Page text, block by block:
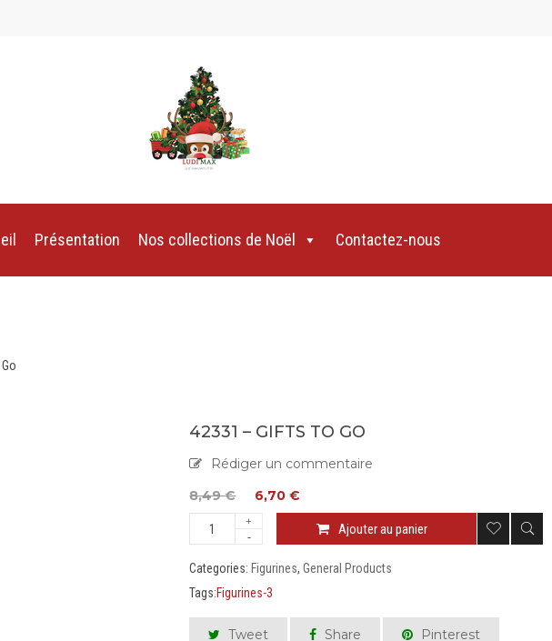
Présentation Nos collections de Noël Contactez-nous
42331 – GIFTS TO GO
Rédiger un commentaire
8,49€ 6,70€
Ajouter au panier
Categories: Figurines,General Products
Tags:Figurines-3
Tweet Share Pinterest